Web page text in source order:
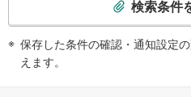
検索条件
保存した条件の確認・通知設定
えます。